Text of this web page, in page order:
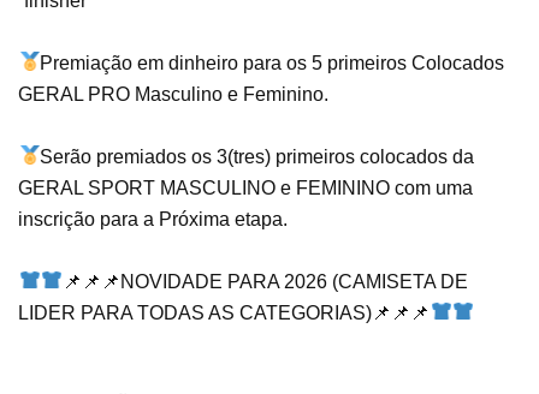
Premiação em dinheiro para os 5 primeiros Colocados
GERAL PRO Masculino e Feminino.
Serão premiados os 3(tres) primeiros colocados da
GERAL SPORT MASCULINO e FEMININO com uma
inscrição para a Próxima etapa.
📌📌📌NOVIDADE PARA 2026 (CAMISETA DE
LIDER PARA TODAS AS CATEGORIAS)📌📌📌